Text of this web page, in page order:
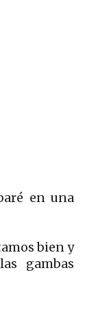
en una
bien y
gambas